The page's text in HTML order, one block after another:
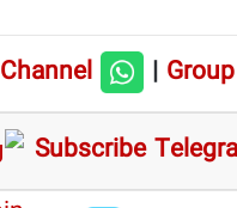
Channel |Group
Subscribe